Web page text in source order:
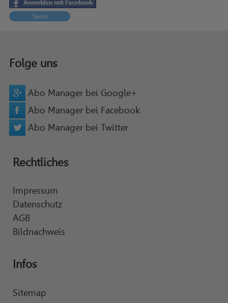
Send
Folge uns
Abo Manager bei Google+
Abo Manager bei Facebook
Abo Manager bei Twitter
Rechtliches
Impressum
Datenschutz
AGB
Bildnachweis
Infos
Sitemap